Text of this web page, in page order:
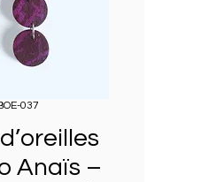
037
Anaïs –